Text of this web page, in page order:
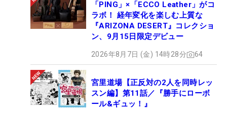
終組の3人で並んでいると楽しくなってきた。ワク
ワクしてくる感覚がありました」。こう振り返る姿
からも、プロとしての確かな成長がうかがえた。
悔し涙を流した舞台で歓喜の涙を流す――シンデレ
ラストーリーのような初優勝。ただ、それだけでは
ない。これまでの輝かしい成績、同級生の勝利を見
届ける心境、今季夏場までの成績不振…とプロゴル
「PING」×「ECCO Leather」がコ
ラボ！ 経年変化を楽しむ上質な
『ARIZONA DESERT』コレクショ
ン、9月15日限定デビュー
2026年8月7日 (金) 14時28分 64
宮里道場【正反対の2人を同時レッ
スン編】第11話／『勝手にローボ
ール&ギュッ！』